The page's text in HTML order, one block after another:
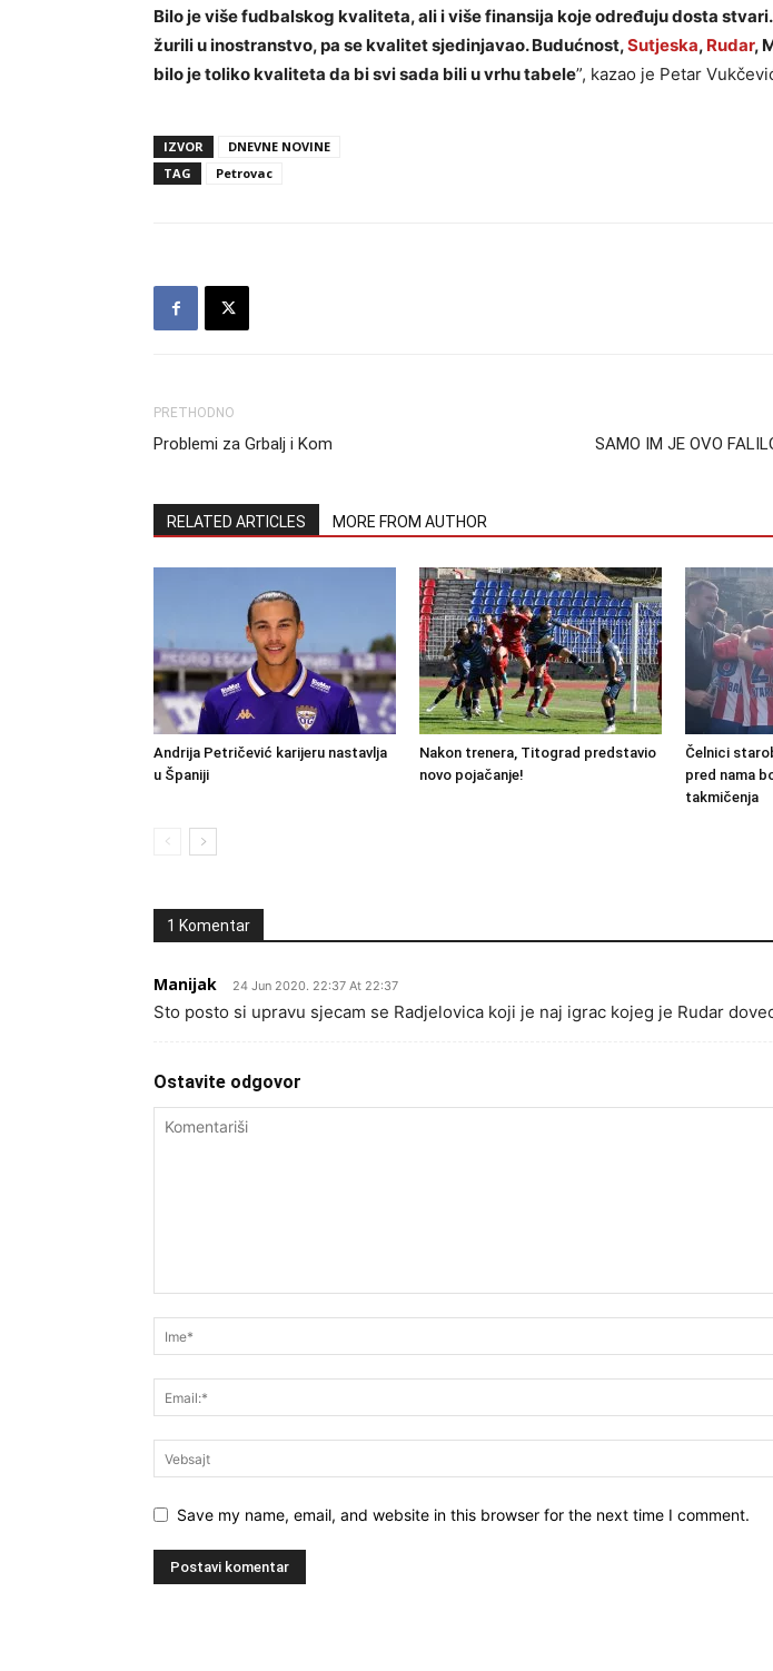
Bilo je više fudbalskog kvaliteta, ali i više finansija koje određuju dosta
žurili u inostranstvo, pa se kvalitet sjedinjavao. Budućnost,Sutjeska, Rudar,
bilo je toliko kvaliteta da bi svi sada bili u vrhu tabele”, kazao je Petar
IZVOR
DNEVNE NOVINE
TAG
Petrovac
PRETHODNO
Problemi za Grbalj i Kom SAMO IM JE OVO
RELATED ARTICLES MORE FROM AUTHOR
Andrija Petričević karijeru nastavlja
u Španiji
Nakon trenera, Titograd predstavio
novo pojačanje!
Čelnici
pred nama
takmičenja
1 Komentar
Manijak 24 Jun 2020. 22:37 At 22:37
Sto posto si upravu sjecam se Radjelovica koji je naj igrac kojeg je Rudar
Ostavite odgovor
Save my name, email, and website in this browser for the next time I comment.